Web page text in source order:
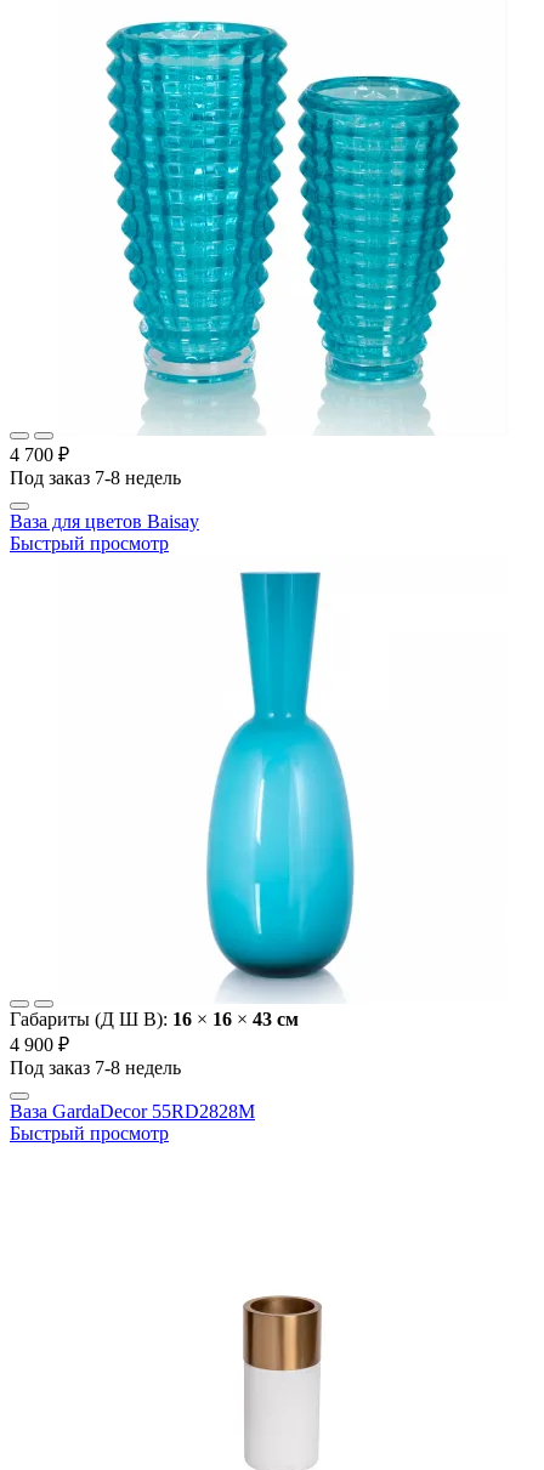
4 700 ₽
Под заказ 7-8 недель
Ваза для цветов Baisay
Быстрый просмотр
Габариты (Д Ш В): 16 × 16 × 43 cм
4 900 ₽
Под заказ 7-8 недель
Ваза GardaDecor 55RD2828M
Быстрый просмотр